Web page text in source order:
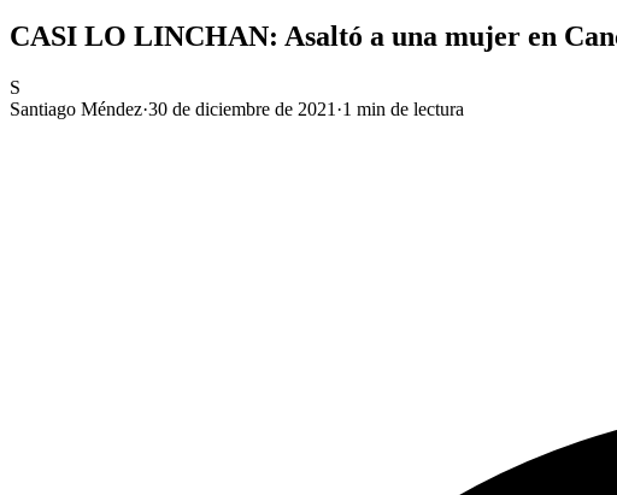
CASI LO LINCHAN: Asaltó a una mujer en
S
Santiago Méndez·30 de diciembre de 2021 ·1 min de lectura